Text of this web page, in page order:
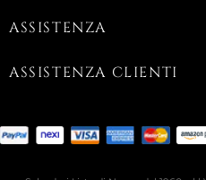
ASSISTENZA
ASSISTENZA CLIENTI